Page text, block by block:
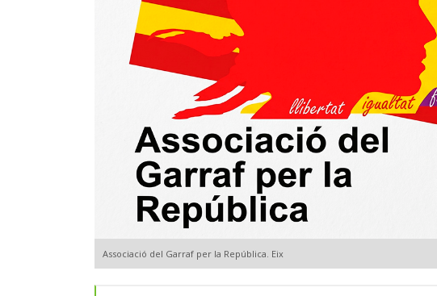
Associació del Garraf per la República. Eix